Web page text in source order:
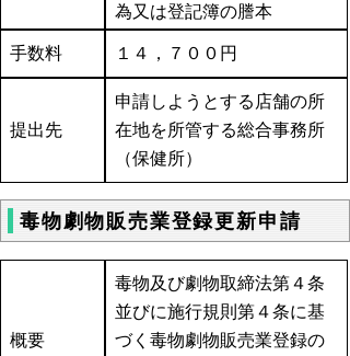
為又は登記簿の謄本
手数料 １４，７００円
提出先
申請しようとする店舗の所
在地を所管する総合事務所
（保健所）
毒物劇物販売業登録更新申請
概要
毒物及び劇物取締法第４条
並びに施行規則第４条に基
づく毒物劇物販売業登録の